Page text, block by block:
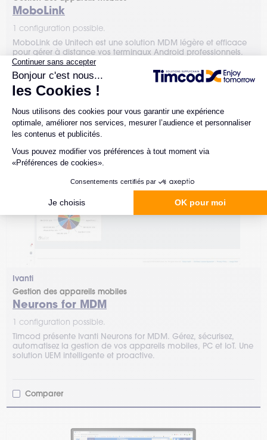
MoboLink
1 configuration possible.
MoboLink de Unitech est une solution MDM légère et efficace
pour gérer à distance vos terminaux Android professionnels.
Vous avez projet ? Contactez Timcod.
Ivanti
Gestion des appareils mobiles
Neurons for MDM
1 configuration possible.
Timcod présente Ivanti Neurons for MDM. Gérez, sécurisez,
automatisez la gestion de vos appareils mobiles, PC et IoT. Une
solution UEM intelligente et proactive.
Comparer